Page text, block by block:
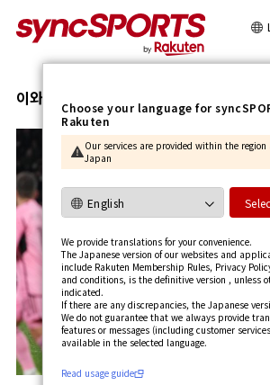
日本語
繁體
이와나미 타쿠야Choose your language for
Rakuten
Our services are provided within the region
Japan
We provide translations for your convenience.
The Japanese version of our websites and
include Rakuten Membership Rules, Privacy
and conditions, is the definitive version , unless
indicated.
If there are any discrepancies, the Japanese
We do not guarantee that we always provide
features or messages (including customer
available in the selected language.​
Read usage guide
사용가이드 보기